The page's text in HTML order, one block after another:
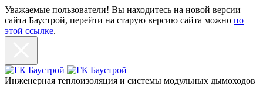
Уважаемые пользователи! Вы находитесь на новой версии
сайта Баустрой, перейти на старую версию сайта можно по
этой ссылке.
Инженерная теплоизоляция и системы модульных дымоходов